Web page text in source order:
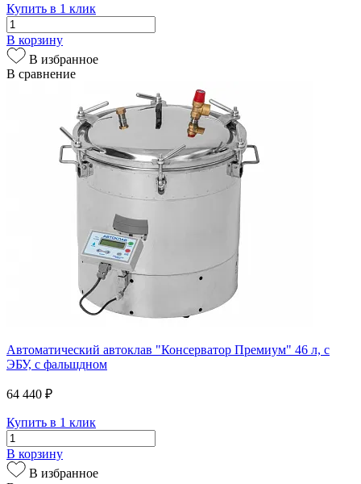
Купить в 1 клик
В корзину
В избранное
В сравнение
Автоматический автоклав "Консерватор Премиум" 46 л, с
ЭБУ, с фальшдном
64 440 ₽
Купить в 1 клик
В корзину
В избранное